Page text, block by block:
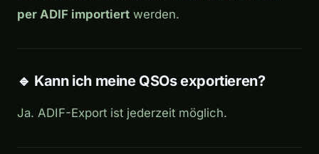
per ADIF importiert werden.
🔹 Kann ich meine QSOs exportieren?
Ja. ADIF-Export ist jederzeit möglich.